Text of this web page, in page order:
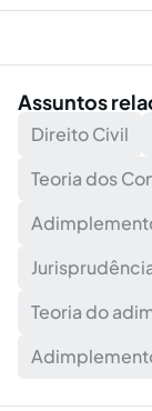
Assuntos
Direito Civil
Teoria dos
Teoria do